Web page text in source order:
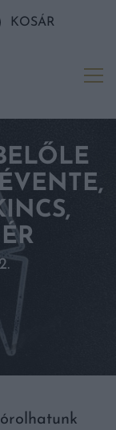
KOSÁR